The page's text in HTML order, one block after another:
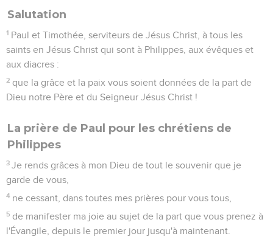
Salutation
1 Paul et Timothée, serviteurs de Jésus Christ, à tous les
saints en Jésus Christ qui sont à Philippes, aux évêques et
aux diacres :
2 que la grâce et la paix vous soient données de la part de
Dieu notre Père et du Seigneur Jésus Christ !
La prière de Paul pour les chrétiens de
Philippes
3 Je rends grâces à mon Dieu de tout le souvenir que je
garde de vous,
4 ne cessant, dans toutes mes prières pour vous tous,
5 de manifester ma joie au sujet de la part que vous prenez à
l'Évangile, depuis le premier jour jusqu'à maintenant.